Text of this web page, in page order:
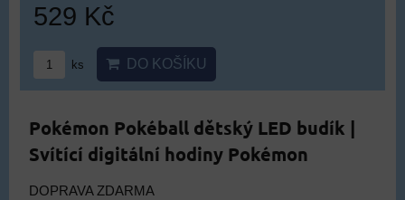
529 Kč
ks DO KOŠÍKU
Pokémon Pokéball dětský LED budík |
Svítící digitální hodiny Pokémon
DOPRAVA ZDARMA